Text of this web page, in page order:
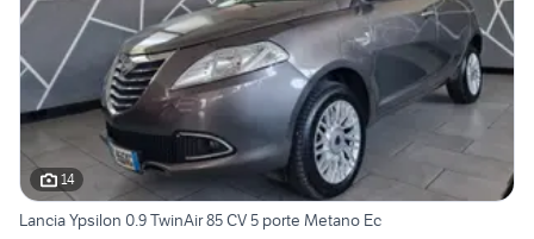
14
Lancia Ypsilon 0.9 TwinAir 85 CV 5 porte Metano Ec